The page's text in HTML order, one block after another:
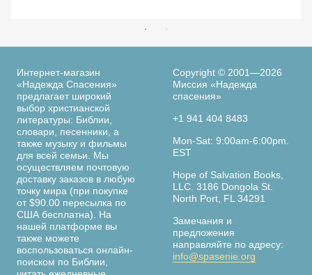
Интернет-магазин
«Надежда Спасения»
предлагает широкий
выбор христианской
литературы: Библии,
словари, песенники, а
также музыку и фильмы
для всей семьи. Мы
осуществляем почтовую
доставку заказов в любую
точку мира (при покупке
от $90.00 пересылка по
США бесплатна). На
нашей платформе вы
также можете
воспользоваться онлайн-
поиском по Библии,
Copyright © 2001—2026
Миссия «Надежда
спасения»
+1 941 404 8483
Mon-Sat: 9:00am-6:00pm.
EST
Hope of Salvation Books,
LLC. 3186 Dongola St.
North Port, FL 34291
Замечания и
предложения
направляйте по адресу:
info@spasenie.org